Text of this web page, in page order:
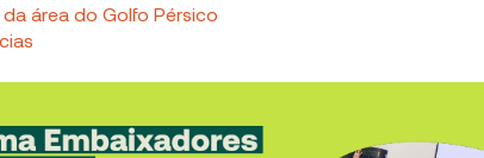
área do Golfo Pérsico